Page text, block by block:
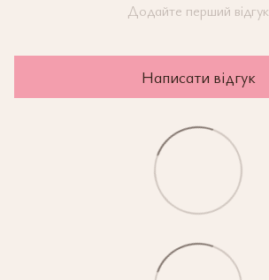
Додайте перший відгук
Написати відгук